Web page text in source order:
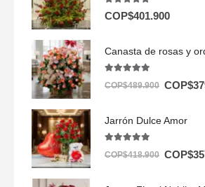
5.00out of 5
COP$401.900
Canasta de rosas y
COP$489.900 COP$
Jarrón Dulce Amor
COP$418.900 COP$